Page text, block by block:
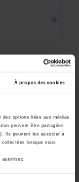
À propos des cookies
options liées aux médias
peuvent être partagées
Ils peuvent les associer à
lorsque vous
autorisez.
personne afin